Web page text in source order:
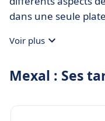
dans une seule
Voir plus
Mexal : Ses